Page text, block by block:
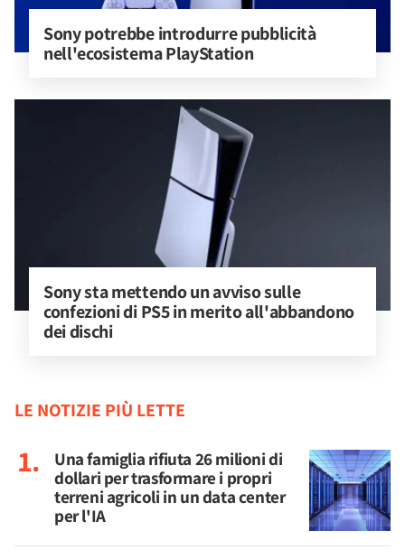
Sony potrebbe introdurre pubblicità
nell'ecosistema PlayStation
Sony sta mettendo un avviso sulle
confezioni di PS5 in merito all'abbandono
dei dischi
LE NOTIZIE PIÙ LETTE
Una famiglia rifiuta 26 milioni di
dollari per trasformare i propri
terreni agricoli in un data center
per l'IA